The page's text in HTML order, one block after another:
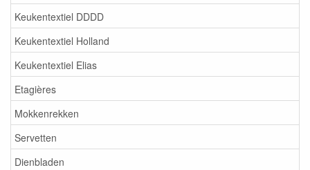
Keukentextiel DDDD
Keukentextiel Holland
Keukentextiel Elias
Etagières
Mokkenrekken
Servetten
Dienbladen